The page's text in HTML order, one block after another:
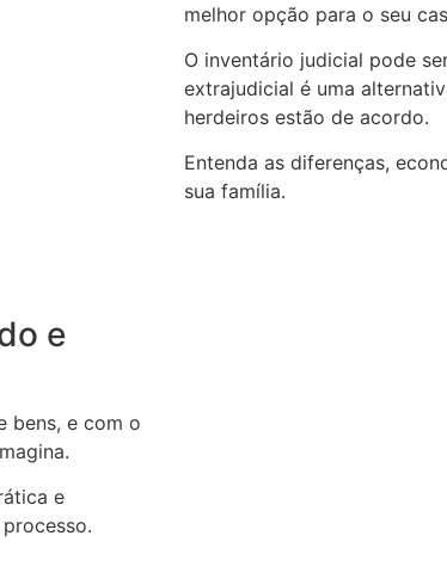
melhor opção para o seu
O inventário judicial pode
extrajudicial é uma
herdeiros estão de acordo.
Entenda as diferenças,
sua família.
e
bens, e com o
e